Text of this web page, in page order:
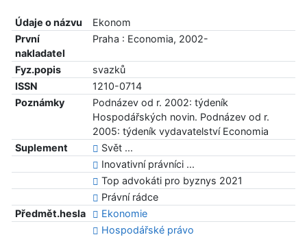
Údaje o názvu
Ekonom
První
nakladatel
Praha : Economia, 2002-
Fyz.popis
svazků
ISSN
1210-0714
Poznámky
Podnázev od r. 2002: týdeník
Hospodářských novin. Podnázev od r.
2005: týdeník vydavatelství Economia
Suplement
Svět ...
Inovativní právníci ...
Top advokáti pro byznys 2021
Právní rádce
Předmět.hesla
Ekonomie
Hospodářské právo